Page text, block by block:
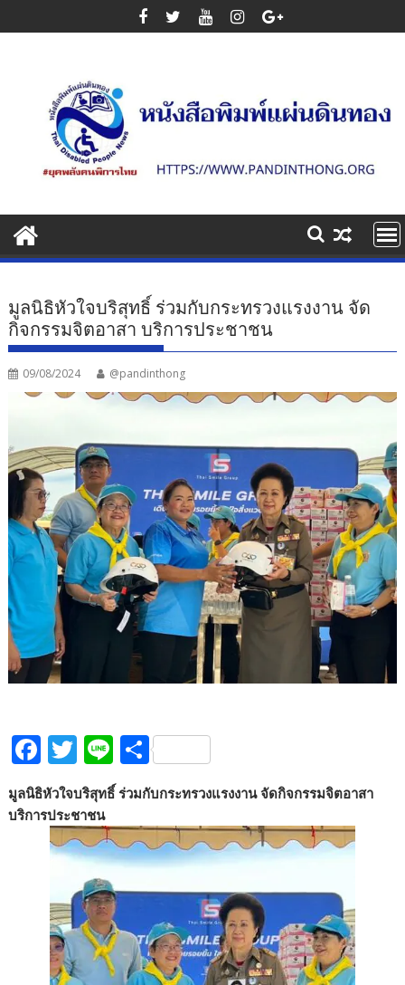
to
มูลนิธิหัวใจบริสุทธิ์ ร่วมกับกระทรวงแรงงาน จัด
กิจกรรมจิตอาสา บริการประชาชน
09/08/2024 @pandinthong
F
ac
e
b
o
o
k
T
w
itt
er
Li
n
e
S
h
ar
e
มูลนิธิหัวใจบริสุทธิ์ ร่วมกับกระทรวงแรงงาน จัดกิจกรรมจิตอาสา
บริการประชาชน